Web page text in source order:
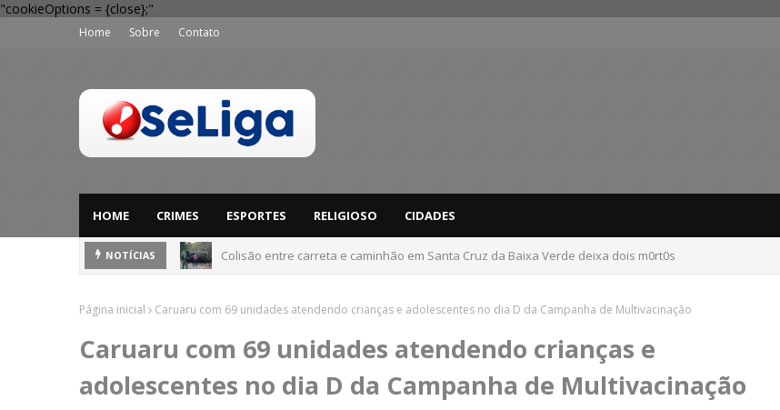
"cookieOptions = {close};"
Home Sobre Contato
HOME CRIMES ESPORTES RELIGIOSO CIDADES
NOTÍCIAS Dia dos Pais: Procon Caruaru dá dicas para evitar problemas nas compras
Página inicial Caruaru com 69 unidades atendendo crianças e adolescentes no dia D da Campanha de Multivacinação
Caruaru com 69 unidades atendendo crianças e
adolescentes no dia D da Campanha de Multivacinação